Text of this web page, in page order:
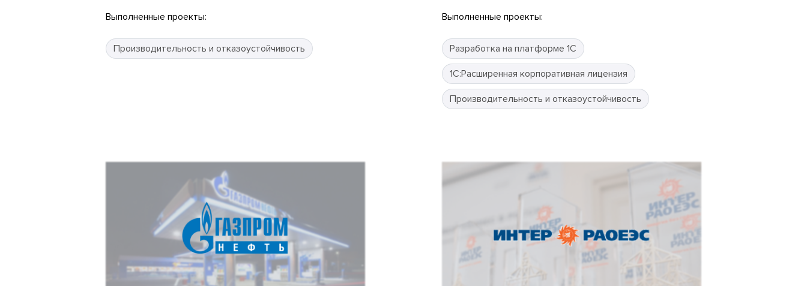
Выполненные проекты:
Производительность и отказоустойчивость
Выполненные проекты:
Разработка на платформе 1С
1С:Расширенная корпоративная лицензия
Производительность и отказоустойчивость